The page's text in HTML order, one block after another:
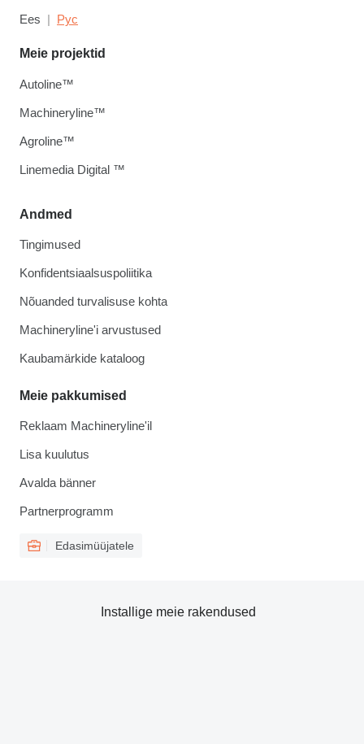
Ees Рус
Andmed
Tingimused
Konfidentsiaalsuspoliitika
Nõuanded turvalisuse kohta
Machineryline'i arvustused
Kaubamärkide kataloog
Meie pakkumised
Reklaam Machineryline'il
Lisa kuulutus
Avalda bänner
Partnerprogramm
Edasimüüjatele
Meie projektid
Autoline™
Machineryline™
Agroline™
Linemedia Digital ™
Installige meie rakendused